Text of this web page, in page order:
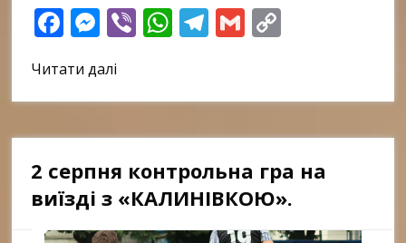
Facebook
Messenger
ViberWhatsApp
Telegram
Gmail
Читати далі
2 серпня контрольна гра на
виїзді з «КАЛИНІВКОЮ».